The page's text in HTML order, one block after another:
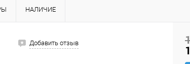
НАЛИЧИЕ
Добавить отзыв